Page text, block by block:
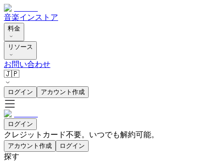
音楽インストア
料金
リソース
お問い合わせ
🇯🇵
ログイン アカウント作成
ログイン
クレジットカード不要。いつでも解約可能。
アカウント作成 ログイン
探す